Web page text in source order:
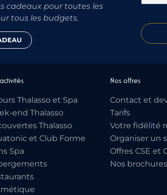
cadeaux pour toutes les
tous les budgets.
Thalasso et Spa
end Thalasso
Thalasso
et Club Forme
Spa
Nos offres
Contact et
Tarifs
Votre fidélité
Organiser un
Offres CSE et
Nos brochures